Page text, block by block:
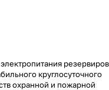
круглосуточного
охранной и пожарной